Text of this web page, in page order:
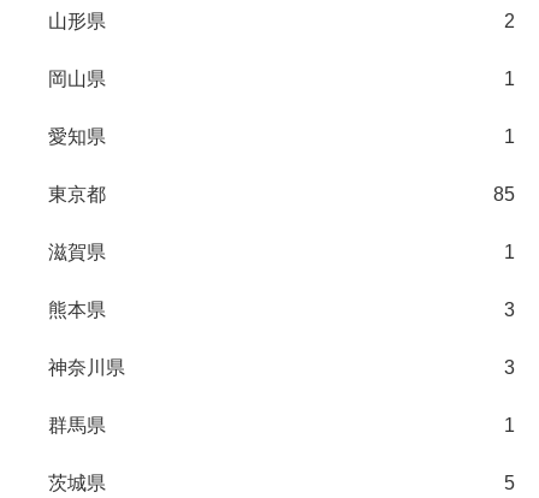
山形県 2
岡山県 1
愛知県 1
東京都 85
滋賀県 1
熊本県 3
神奈川県 3
群馬県 1
茨城県 5